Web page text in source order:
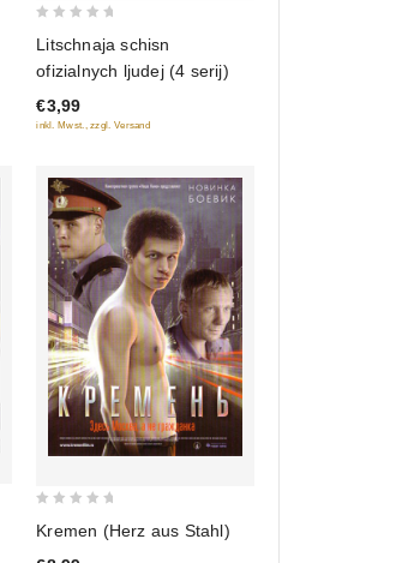
of
5
Litschnaja schisn
ofizialnych ljudej (4 serij)
€3,99
inkl. Mwst., zzgl. Versand
Kremen (Herz aus Stahl)